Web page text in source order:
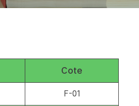
Cote
F-01